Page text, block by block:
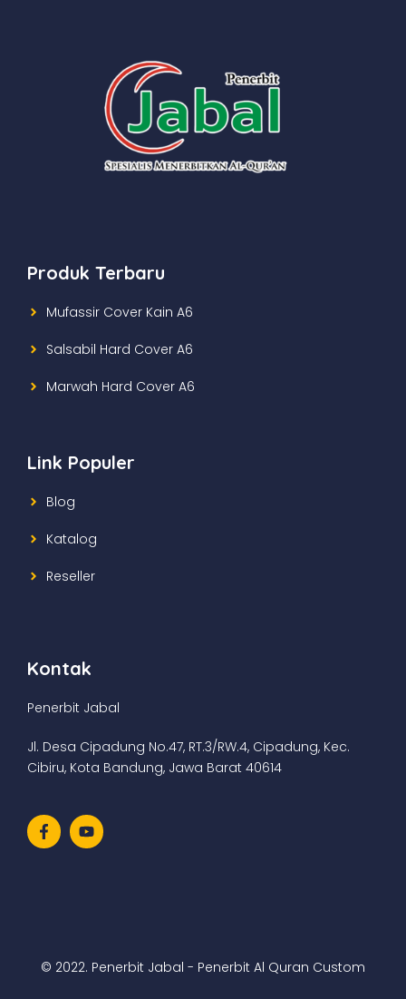
Produk Terbaru
Mufassir Cover Kain A6
Salsabil Hard Cover A6
Marwah Hard Cover A6
Link Populer
Blog
Katalog
Reseller
Kontak
Penerbit Jabal
Jl. Desa Cipadung No.47, RT.3/RW.4, Cipadung, Kec.
Cibiru, Kota Bandung, Jawa Barat 40614
© 2022. Penerbit Jabal - Penerbit Al Quran Custom